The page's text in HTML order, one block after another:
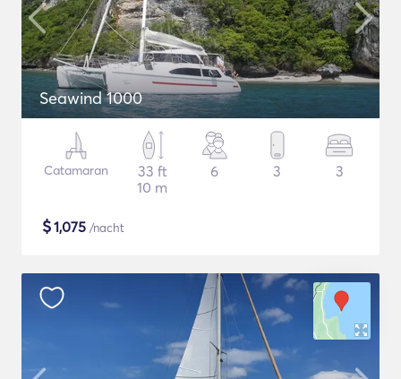
Seawind 1000
Catamaran
33 ft
10 m
6 3 3
$1,075 /nacht